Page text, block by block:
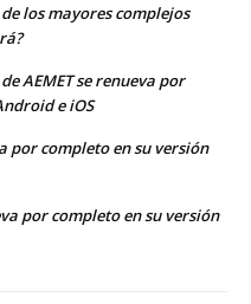
los mayores complejos
AEMET se renueva por
e iOS
por completo en su versión
por completo en su versión